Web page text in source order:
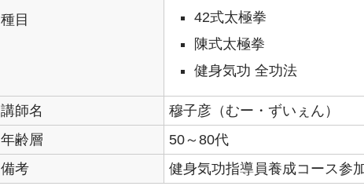
種目
42式太極拳
陳式太極拳
健身気功 全功法
講師名
穆子彦（むー・ずいぇん）
年齢層
50～80代
備考
健身気功指導員養成コース参